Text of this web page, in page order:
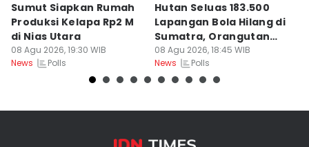
Sumut Siapkan Rumah
Produksi Kelapa Rp2 M
di Nias Utara
08 Agu 2026, 19:30 WIB
News
Polls
Hutan Seluas 183.500
Lapangan Bola Hilang di
Sumatra, Orangutan
Tertekan
08 Agu 2026, 18:45 WIB
News
Polls